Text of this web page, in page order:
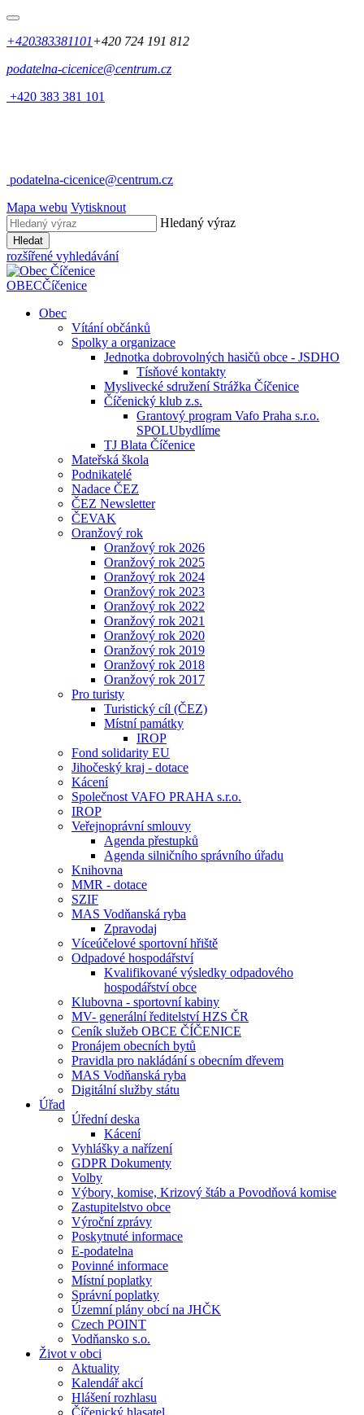
+420383381101+420 724 191 812
podatelna-cicenice@centrum.cz
+420 383 381 101
podatelna-cicenice@centrum.cz
Mapa webu Vytisknout
Hledaný výraz
Hledat
rozšířené vyhledávání
OBECČíčenice
Obec
Vítání občánků
Spolky a organizace
Jednotka dobrovolných hasičů obce - JSDHO
Tísňové kontakty
Myslivecké sdružení Strážka Číčenice
Číčenický klub z.s.
Grantový program Vafo Praha s.r.o.
SPOLUbydlíme
TJ Blata Číčenice
Mateřská škola
Podnikatelé
Nadace ČEZ
ČEZ Newsletter
ČEVAK
Oranžový rok
Oranžový rok 2026
Oranžový rok 2025
Oranžový rok 2024
Oranžový rok 2023
Oranžový rok 2022
Oranžový rok 2021
Oranžový rok 2020
Oranžový rok 2019
Oranžový rok 2018
Oranžový rok 2017
Pro turisty
Turistický cíl (ČEZ)
Místní památky
IROP
Fond solidarity EU
Jihočeský kraj - dotace
Kácení
Společnost VAFO PRAHA s.r.o.
IROP
Veřejnoprávní smlouvy
Agenda přestupků
Agenda silničního správního úřadu
Knihovna
MMR - dotace
SZIF
MAS Vodňanská ryba
Zpravodaj
Víceúčelové sportovní hřiště
Odpadové hospodářství
Kvalifikované výsledky odpadového
hospodářství obce
Klubovna - sportovní kabiny
MV- generální ředitelství HZS ČR
Ceník služeb OBCE ČÍČENICE
Pronájem obecních bytů
Pravidla pro nakládání s obecním dřevem
MAS Vodňanská ryba
Digitální služby státu
Úřad
Úřední deska
Kácení
Vyhlášky a nařízení
GDPR Dokumenty
Volby
Výbory, komise, Krizový štáb a Povodňová komise
Zastupitelstvo obce
Výroční zprávy
Poskytnuté informace
E-podatelna
Povinné informace
Místní poplatky
Správní poplatky
Územní plány obcí na JHČK
Czech POINT
Vodňansko s.o.
Život v obci
Aktuality
Kalendář akcí
Hlášení rozhlasu
Číčenický hlasatel